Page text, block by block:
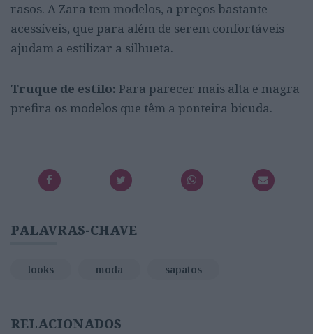
rasos. A Zara tem modelos, a preços bastante
acessíveis, que para além de serem confortáveis
ajudam a estilizar a silhueta.
Truque de estilo: Para parecer mais alta e magra
prefira os modelos que têm a ponteira bicuda.
PALAVRAS-CHAVE
looks moda sapatos
RELACIONADOS